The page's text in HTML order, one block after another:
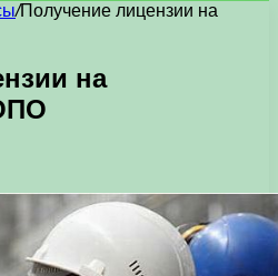
/Получение лицензии на
на